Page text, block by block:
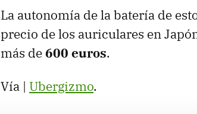
La autonomía de la batería de
precio de los auriculares en
más de600 euros.
Vía | Ubergizmo.